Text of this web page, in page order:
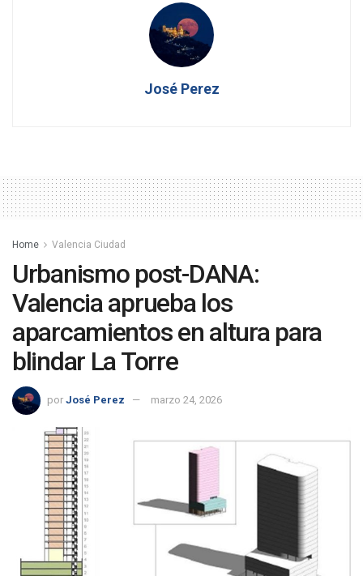
José Perez
Home Valencia Ciudad
Urbanismo post-DANA:
Valencia aprueba los
aparcamientos en altura para
blindar La Torre
por José Perez marzo 24, 2026